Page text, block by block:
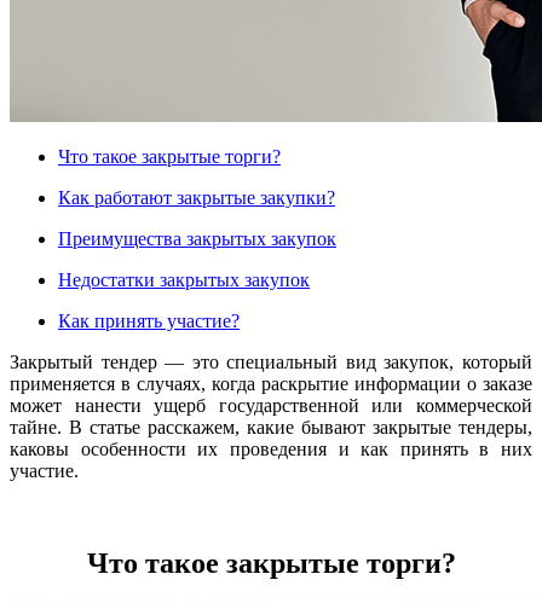
Что такое закрытые торги?
Как работают закрытые закупки?
Преимущества закрытых закупок
Недостатки закрытых закупок
Как принять участие?
Закрытый тендер — это специальный вид закупок, который
применяется в случаях, когда раскрытие информации о заказе
может нанести ущерб государственной или коммерческой
тайне. В статье расскажем, какие бывают закрытые тендеры,
каковы особенности их проведения и как принять в них
участие.
Что такое закрытые торги?